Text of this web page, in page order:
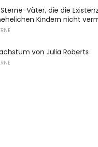
Väter, die die
Kindern nicht
von Julia Roberts